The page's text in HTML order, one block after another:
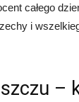
całego
i
–